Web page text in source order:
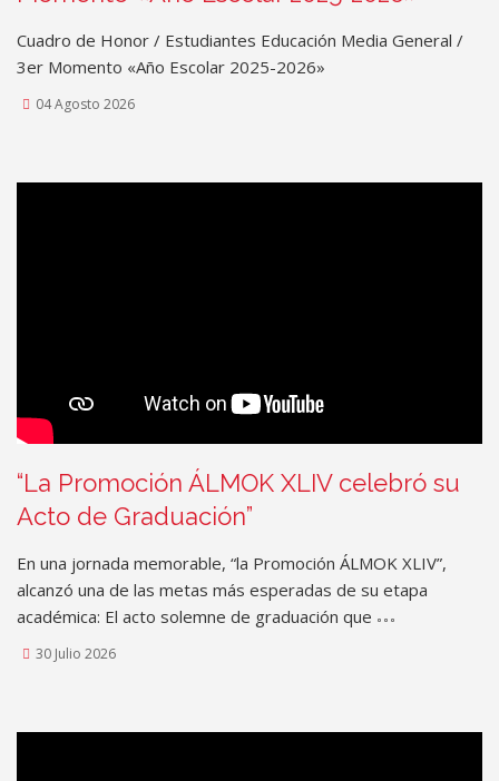
Cuadro de Honor / Estudiantes Educación Media General /
3er Momento «Año Escolar 2025-2026»
04 Agosto 2026
“La Promoción ÁLMOK XLIV celebró su
Acto de Graduación”
En una jornada memorable, “la Promoción ÁLMOK XLIV”,
alcanzó una de las metas más esperadas de su etapa
académica: El acto solemne de graduación que
30 Julio 2026